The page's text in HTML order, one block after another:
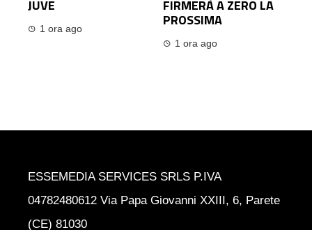
JUVE
1 ora ago
FIRMERÀ A ZERO LA
PROSSIMA
1 ora ago
ESSEMEDIA SERVICES SRLS P.IVA
04782480612 Via Papa Giovanni XXIII, 6, Parete
(CE) 81030